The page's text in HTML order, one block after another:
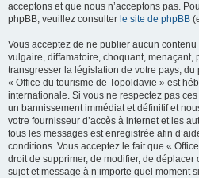
acceptons et que nous n’acceptons pas.
phpBB, veuillez consulter le site de phpBB
Vous acceptez de ne publier aucun
vulgaire, diffamatoire, choquant,
transgresser la législation de votre pays,
« Office du tourisme de Topoldavie » est
internationale. Si vous ne respectez pas
un bannissement immédiat et définitif et
votre fournisseur d’accès à internet et les
tous les messages est enregistrée afin
conditions. Vous acceptez le fait que «
droit de supprimer, de modifier, de déplacer
sujet et message à n’importe quel moment